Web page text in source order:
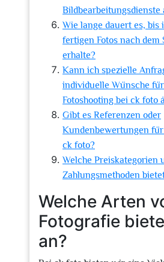
Bildbearbeitungsdienste
Wie lange dauert es, bis
fertigen Fotos nach dem
erhalte?
Kann ich spezielle
individuelle Wünsche
Fotoshooting bei ck foto
Gibt es Referenzen oder
Kundenbewertungen
ck foto?
Welche Preiskategorien
Zahlungsmethoden
Welche Arten
Fotografie
an?